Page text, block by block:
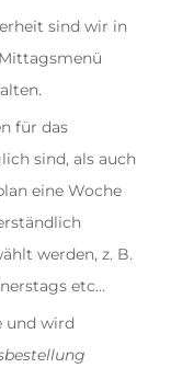
sind wir in
für das
sind, als auch
eine Woche
werden, z. B.
etc…
und wird